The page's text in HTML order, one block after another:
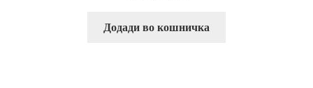
Додади во кошничка